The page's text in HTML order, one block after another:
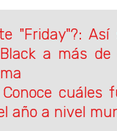
"Friday"?: Así
a más de
cuáles
año a nivel